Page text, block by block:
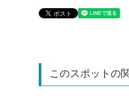
このスポットの